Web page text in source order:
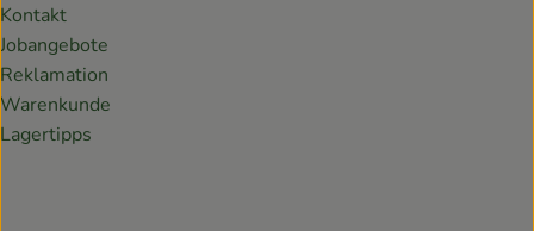
Kontakt
Jobangebote
Reklamation
Warenkunde
Lagertipps